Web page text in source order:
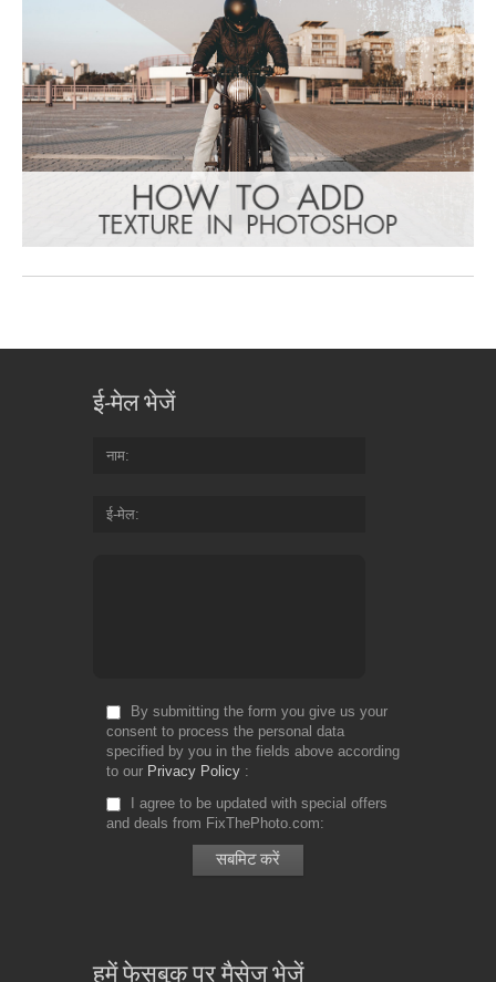
ई-मेल भेजें
नाम
ई-मेल
By submitting the form you give us your
consent to process the personal data
specified by you in the fields above according
to our Privacy Policy
I agree to be updated with special offers
and deals from FixThePhoto.com
हमें फेसबुक पर मैसेज भेजें